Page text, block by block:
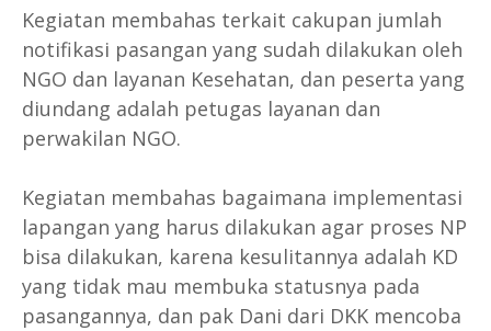
Kegiatan membahas terkait cakupan jumlah
notifikasi pasangan yang sudah dilakukan oleh
NGO dan layanan Kesehatan, dan peserta yang
diundang adalah petugas layanan dan
perwakilan NGO.
Kegiatan membahas bagaimana implementasi
lapangan yang harus dilakukan agar proses NP
bisa dilakukan, karena kesulitannya adalah KD
yang tidak mau membuka statusnya pada
pasangannya, dan pak Dani dari DKK mencoba